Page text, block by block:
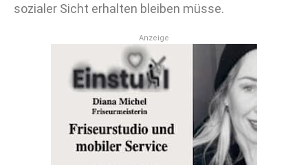
sozialer Sicht erhalten bleiben müsse.
Anzeige